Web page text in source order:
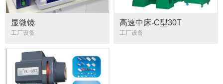
显微镜
工厂设备
高速中床-C型30T
工厂设备